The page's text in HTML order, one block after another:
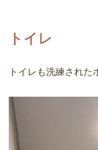
トイレ
トイレも洗練された